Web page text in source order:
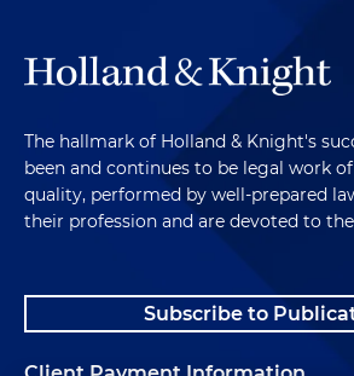
The hallmark of Holland & Knight's
been and continues to be legal work
quality, performed by well-prepared
their profession and are devoted to
Subscribe to